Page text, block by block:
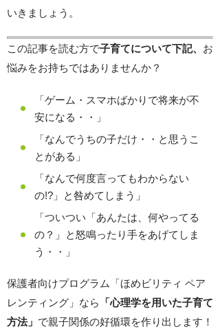
いきましょう。
この記事を読む方で子育てについて下記、 お
悩みをお持ちではありませんか？
「ゲーム・スマホばかりで将来が不
安になる・・」
「なんでうちの子だけ・・と思うこ
とがある」
「なんで何度言ってもわからない
の!?」と咎めてしまう」
「ついつい「あんたは、何やってる
の？」と怒鳴ったり手をあげてしま
う・・」
保護者向けプログラム「ほめビリティ ペア
レンティング」なら 「心理学を用いた子育て
方法」 で親子関係の好循環を作り出します！